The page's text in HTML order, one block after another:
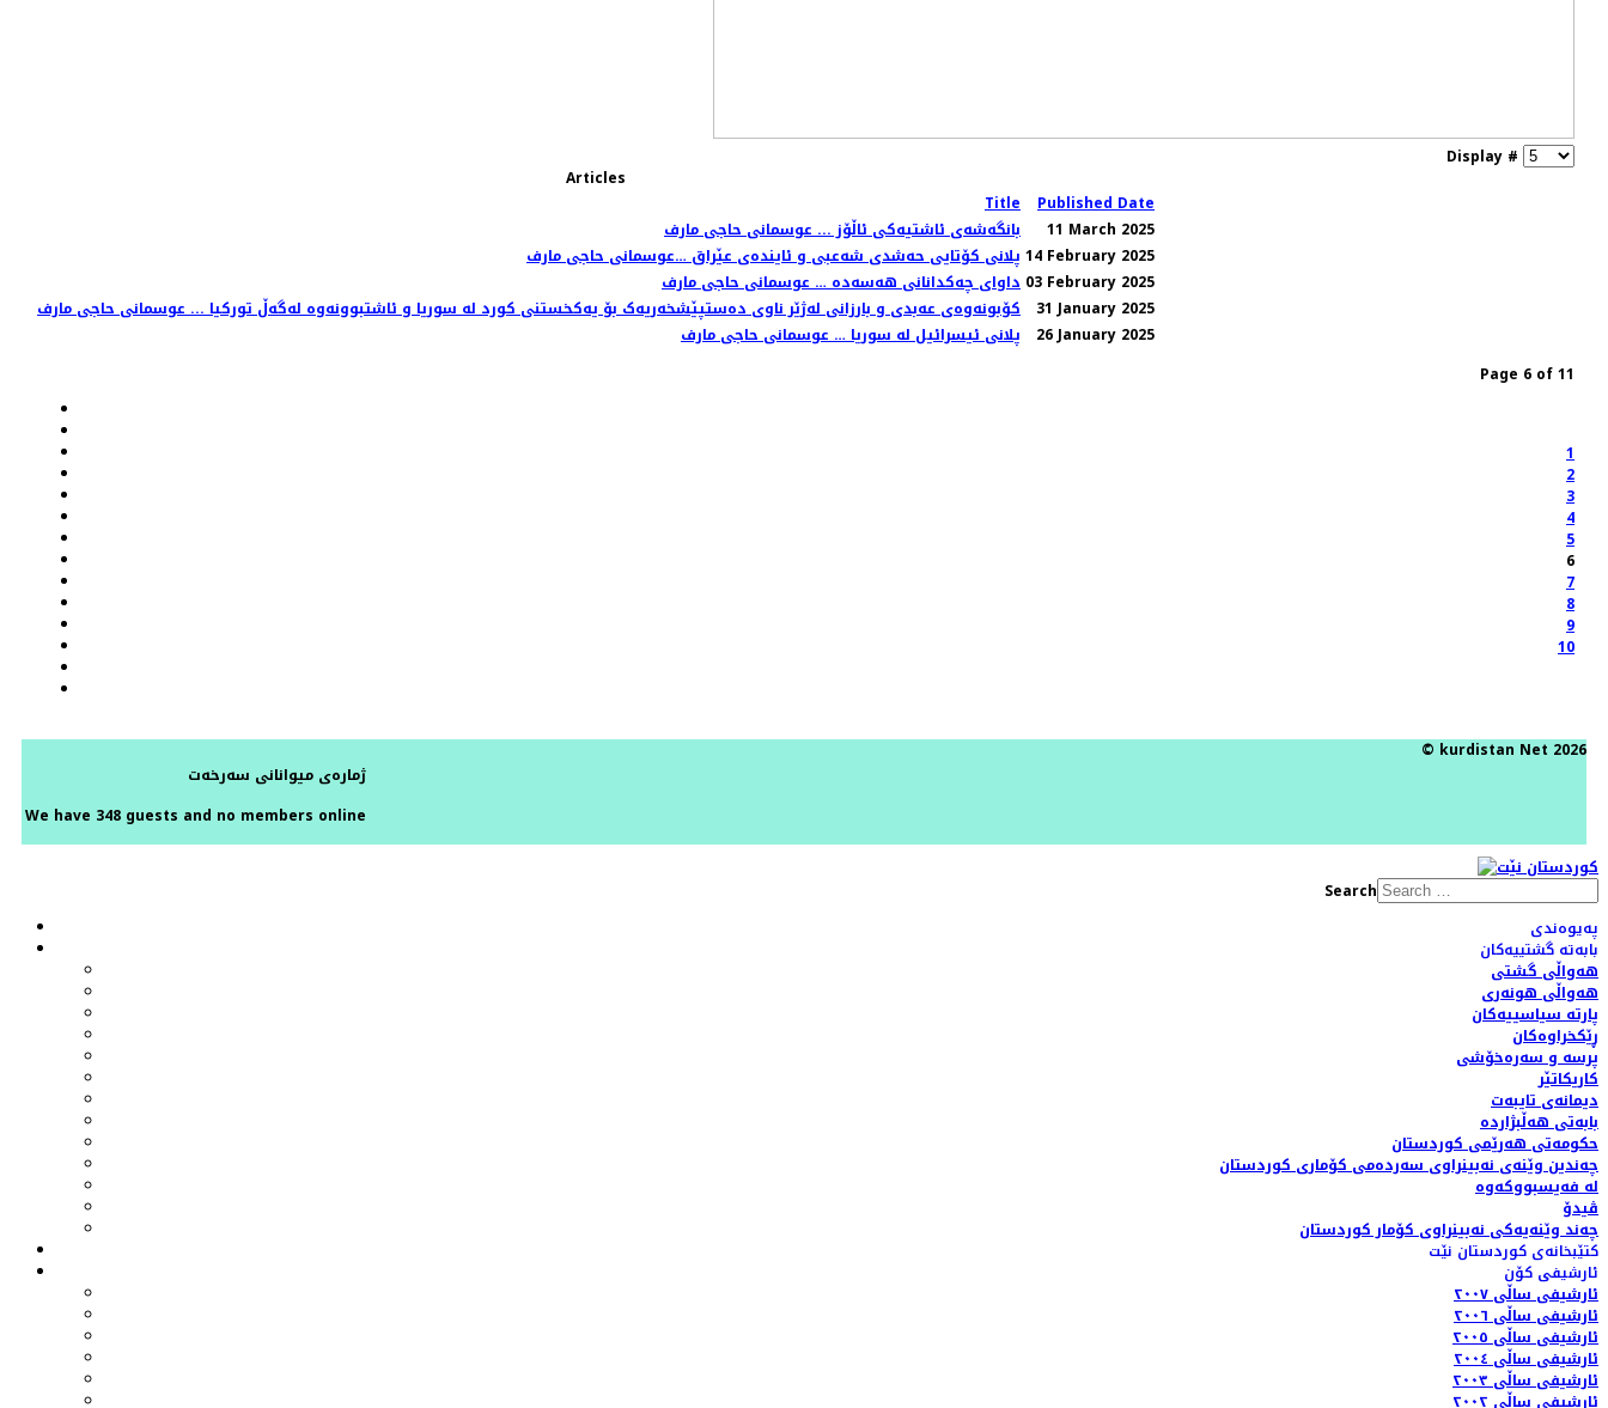
Display #
Articles
Title
Published Date
بانگەشەی ئاشتیەکی ئاڵۆز ... عوسمانی حاجی مارف
11 March 2025
پلانی کۆتایی حەشدی شەعبی و ئایندەی عێراق …عوسمانی حاجی مارف 14 February 2025
داوای چەکدانانی هەسەدە … عوسمانی حاجی مارف 03 February 2025
کۆبونەوەی عەبدی و بارزانی لەژێر ناوی دەستپێشخەریەک بۆ یەکخستنی کورد لە سوریا و ئاشتبوونەوە لەگەڵ تورکیا ... عوسمانی حاجی مارف
31 January 2025
پلانی ئیسرائیل لە سوریا … عوسمانی حاجی مارف
26 January 2025
Page 6 of 11
1
2
3
4
5
6
7
8
9
10
© kurdistan Net 2026
ژمارەی میوانانی سەرخەت
We have 348 guests and no members online
Search
پەیوەندی
بابەتە گشتییەکان
هەواڵی گشتی
هەواڵی هونەری
پارتە سیاسییەکان
ڕێکخراوەکان
پرسە و سەرەخۆشی
کاریکاتێر
دیمانەی تایبەت
بابەتی هەڵبژاردە
حکومەتی هەرێمی کوردستان
چەندین وێنەی نەبینراوی سەردەمی کۆماری کوردستان
لە فەیسبووکەوە
ڤیدۆ
چەند وێنەیەکی نەبینراوی کۆمار کوردستان
کتێبخانەی کوردستان نێت
ئارشیفی کۆن
ئارشیفی ساڵی ٢٠٠٧
ئارشیفی ساڵی ٢٠٠٦
ئارشیفی ساڵی ٢٠٠٥
ئارشیفی ساڵی ٢٠٠٤
ئارشیفی ساڵی ٢٠٠٣
ئارشیفی ساڵی ٢٠٠٢